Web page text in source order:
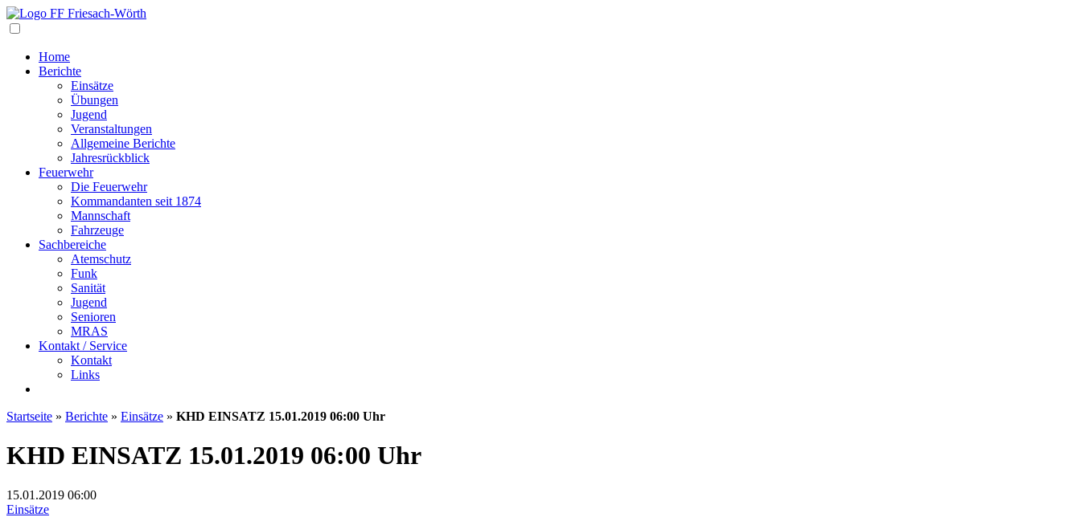
Home
Berichte
Einsätze
Übungen
Jugend
Veranstaltungen
Allgemeine Berichte
Jahresrückblick
Feuerwehr
Die Feuerwehr
Kommandanten seit 1874
Mannschaft
Fahrzeuge
Sachbereiche
Atemschutz
Funk
Sanität
Jugend
Senioren
MRAS
Kontakt / Service
Kontakt
Links
Startseite » Berichte » Einsätze » KHD EINSATZ 15.01.2019 06:00 Uhr
KHD EINSATZ 15.01.2019 06:00 Uhr
15.01.2019 06:00
Einsätze